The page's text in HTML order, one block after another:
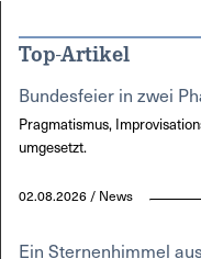
Top-Artikel
Bundesfeier in zwei
Pragmatismus,
umgesetzt.
02.08.2026 / News
Ein Sternenhimmel